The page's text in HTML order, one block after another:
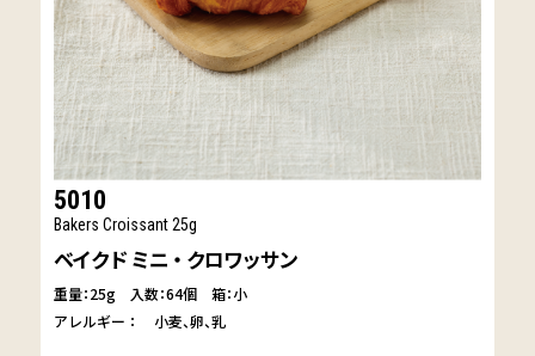
5010
Bakers Croissant 25g
ベイクド ミニ・クロワッサン
重量：25g
入数：64個 箱：小
アレルギー：
小麦 卵 乳